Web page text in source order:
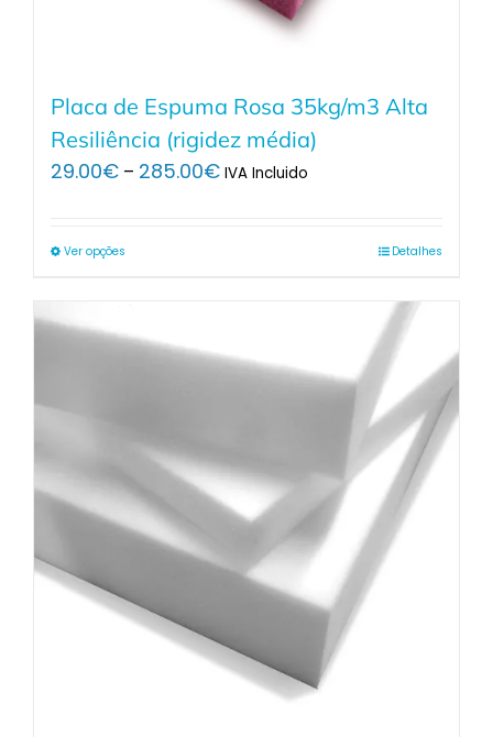
Placa de Espuma Rosa 35kg/m3 Alta
Resiliência (rigidez média)
29.00€ – 285.00€Price
IVA Incluido
Ver opções Detalhes